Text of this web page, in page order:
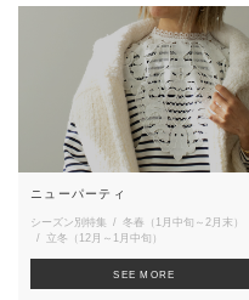
ニューパーティ
シーズン別特集
冬春（1月中旬～2月末）
立冬（12月～1月中旬）
SEE MORE